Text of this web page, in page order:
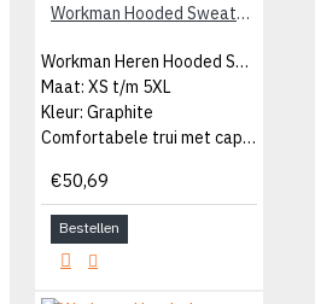
Workman Hooded Sweater Outfitters – 8774
Workman Heren Hooded Sweater
Maat: XS t/m 5XL
Kleur: Graphite
Comfortabele trui met capuchon
€50,69
Bestellen